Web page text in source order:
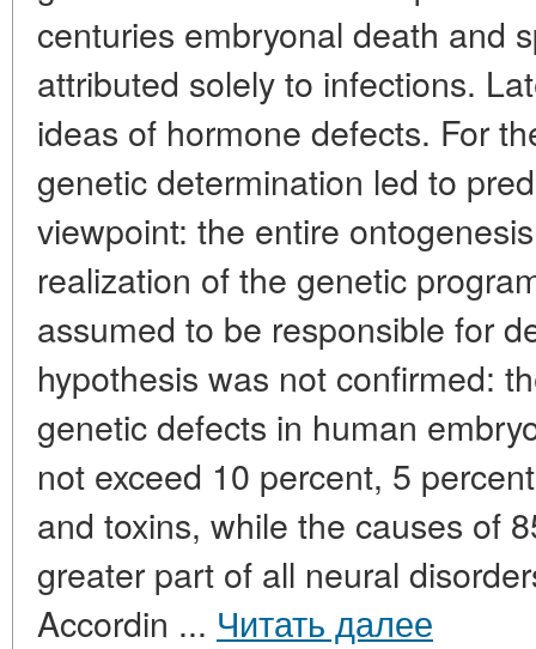
centuries embryonal death and
attributed solely to infections.
ideas of hormone defects. For
genetic determination led to
viewpoint: the entire
realization of the genetic
assumed to be responsible for
hypothesis was not confirmed:
genetic defects in human
not exceed 10 percent, 5
and toxins, while the causes of
greater part of all neural
Accordin ... Читать далее